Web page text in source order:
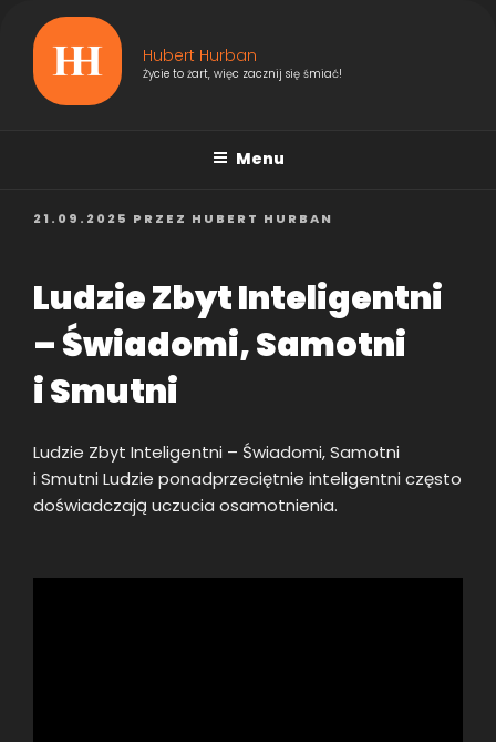
Hubert Hurban
Życie to żart, więc zacznij się śmiać!
Menu
OPUBLIKOWANE
21.09.2025 PRZEZ HUBERT HURBAN
Ludzie Zbyt Inteligentni
– Świadomi, Samotni
i Smutni
Ludzie Zbyt Inteligentni – Świadomi, Samotni
i Smutni Ludzie ponadprzeciętnie inteligentni często
doświadczają uczucia osamotnienia.